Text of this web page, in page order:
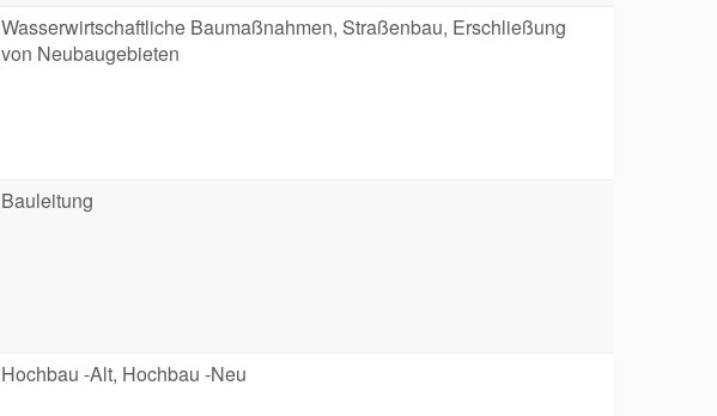
Wasserwirtschaftliche Baumaßnahmen, Straßenbau, Erschließung
von Neubaugebieten
Bauleitung
Hochbau -Alt, Hochbau -Neu